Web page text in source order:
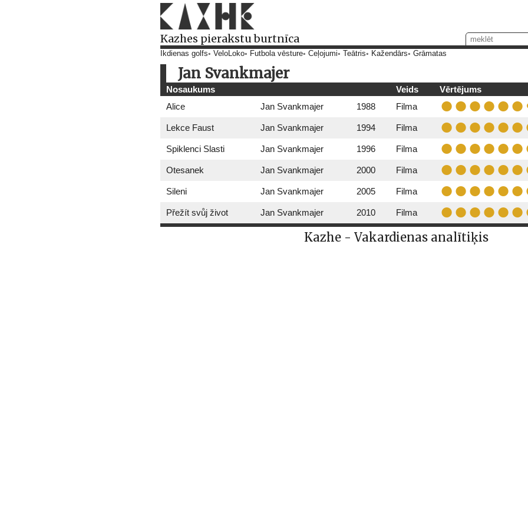
Kazhes pierakstu burtnīca
Ikdienas golfs VeloLoko Futbola vēsture Ceļojumi Teātris Kažendārs Grāmatas
Jan Svankmajer
Nosaukums Veids
Vērtējums
Alice
Jan Svankmajer 1988 Filma
Lekce Faust Jan Svankmajer 1994 Filma
Spiklenci Slasti Jan Svankmajer 1996 Filma
Otesanek Jan Svankmajer 2000 Filma
Sileni Jan Svankmajer 2005 Filma
Přežít svůj život Jan Svankmajer 2010 Filma
Kazhe - Vakardienas analītiķis